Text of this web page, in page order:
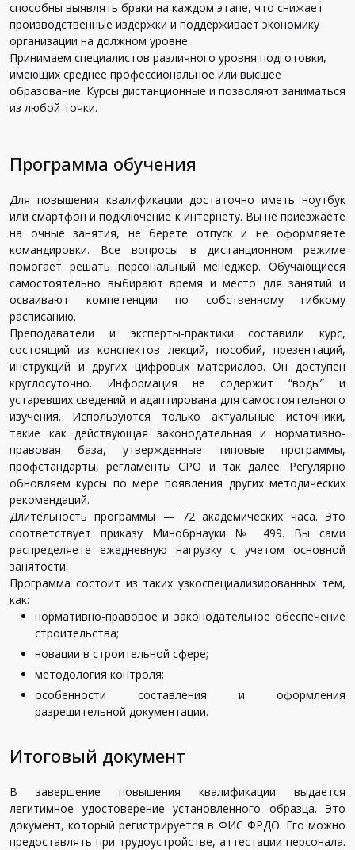
способны выявлять браки на каждом этапе, что снижает
производственные издержки и поддерживает экономику
организации на должном уровне.
Принимаем специалистов различного уровня подготовки,
имеющих среднее профессиональное или высшее
образование. Курсы дистанционные и позволяют заниматься
из любой точки.
Программа обучения
Для повышения квалификации достаточно иметь ноутбук
или смартфон и подключение к интернету. Вы не приезжаете
на очные занятия, не берете отпуск и не оформляете
командировки. Все вопросы в дистанционном режиме
помогает решать персональный менеджер. Обучающиеся
самостоятельно выбирают время и место для занятий и
осваивают компетенции по собственному гибкому
расписанию.
Преподаватели и эксперты-практики составили курс,
состоящий из конспектов лекций, пособий, презентаций,
инструкций и других цифровых материалов. Он доступен
круглосуточно. Информация не содержит “воды” и
устаревших сведений и адаптирована для самостоятельного
изучения. Используются только актуальные источники,
такие как действующая законодательная и нормативно-
правовая база, утвержденные типовые программы,
профстандарты, регламенты СРО и так далее. Регулярно
обновляем курсы по мере появления других методических
рекомендаций.
Длительность программы — 72 академических часа. Это
соответствует приказу Минобрнауки № 499. Вы сами
распределяете ежедневную нагрузку с учетом основной
занятости.
Программа состоит из таких узкоспециализированных тем,
как:
нормативно-правовое и законодательное обеспечение
строительства;
новации в строительной сфере;
методология контроля;
особенности составления и оформления
разрешительной документации.
Итоговый документ
В завершение повышения квалификации выдается
легитимное удостоверение установленного образца. Это
документ, который регистрируется в ФИС ФРДО. Его можно
предоставлять при трудоустройстве, аттестации персонала.